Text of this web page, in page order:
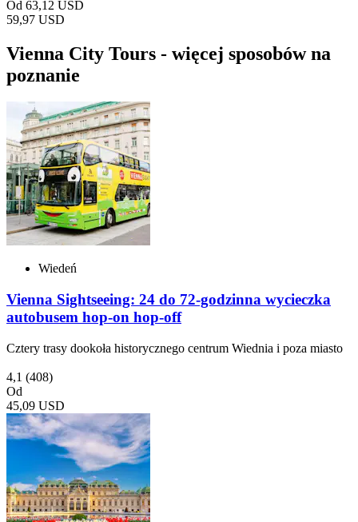
Od 63,12 USD
59,97 USD
Vienna City Tours - więcej sposobów na
poznanie
Wiedeń
Vienna Sightseeing: 24 do 72-godzinna wycieczka
autobusem hop-on hop-off
Cztery trasy dookoła historycznego centrum Wiednia i poza miasto
4,1 (408)
Od
45,09 USD